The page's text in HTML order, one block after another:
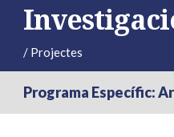
/ Projectes
Programa Específic: